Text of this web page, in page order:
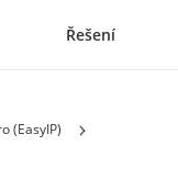
Řešení
(EasyIP)